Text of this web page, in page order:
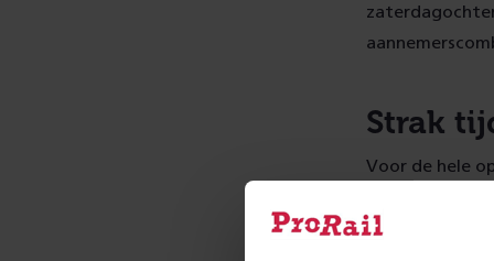
Strak
Voor de hele
tunnelmoot op